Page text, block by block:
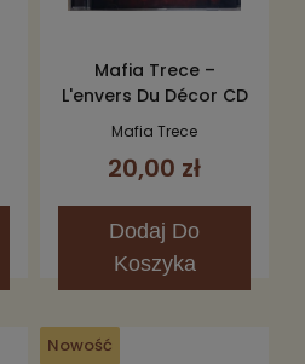
Mafia Trece –
L'envers Du Décor CD
Mafia Trece
20,00 zł
Dodaj Do
Koszyka
Nowość